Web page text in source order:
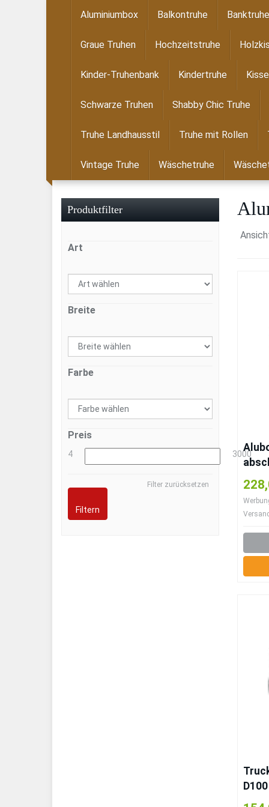
Aluminiumbox Balkontruhe Banktruhe
Graue Truhen Hochzeitstruhe
Kinder-Truhenbank Kindertruhe
Schwarze Truhen Shabby Chic Truhe
Truhe Landhausstil Truhe mit Rollen
Vintage Truhe Wäschetruhe
42 L
Produktfilter
Art
Breite
Farbe
Preis
4 3000
Filter zurücksetzen
Filtern